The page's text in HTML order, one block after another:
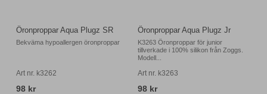
Öronproppar Aqua Plugz SR
Bekväma hypoallergen öronproppar
Art nr. k3262
98 kr
Öronproppar Aqua Plugz Jr
K3263 Öronproppar för junior
tillverkade i 100% silikon från Zoggs.
Modell...
Art nr. k3263
98 kr